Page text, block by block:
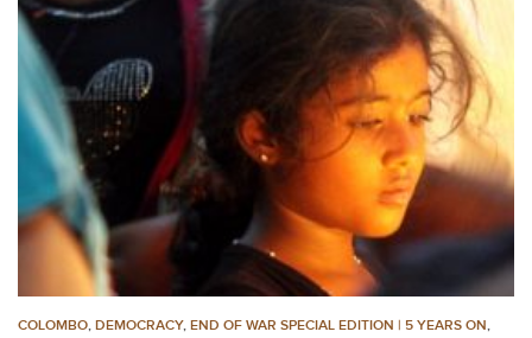
COLOMBO, DEMOCRACY, END OF WAR SPECIAL EDITION | 5 YEARS ON,